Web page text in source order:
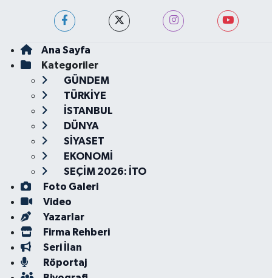
Ana Sayfa
Kategoriler
GÜNDEM
TÜRKİYE
İSTANBUL
DÜNYA
SİYASET
EKONOMİ
SEÇİM 2026: İTO
Foto Galeri
Video
Yazarlar
Firma Rehberi
Seri İlan
Röportaj